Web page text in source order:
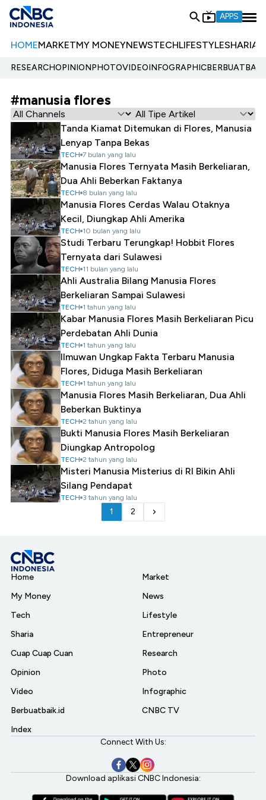
APPS
HOMEMARKETMY MONEYNEWSTECHLIFESTYLESHARIA
RESEARCHOPINIONPHOTOVIDEOINFOGRAPHIC
#manusia flores
Tanda Kiamat Ditemukan di Flores, Manusia
Lenyap Tanpa Bekas
TECH 7 bulan yang lalu
Manusia Flores Ternyata Masih Berkeliaran,
Dua Ahli Beberkan Faktanya
TECH 8 bulan yang lalu
Manusia Flores Cerdas Walau Otaknya
Kecil, Diungkap Ahli Amerika
TECH 10 bulan yang lalu
Studi Terbaru Terungkap! Hobbit Flores
Ternyata dari Sulawesi
TECH 11 bulan yang lalu
Ahli Australia Bilang Manusia Flores
Berkeliaran Sampai Sulawesi
TECH 1 tahun yang lalu
Kabar Manusia Flores Masih Berkeliaran Picu
Perdebatan Ahli Dunia
TECH 1 tahun yang lalu
Ilmuwan Ungkap Fakta Terbaru Manusia
Flores, Diduga Masih Berkeliaran
TECH 1 tahun yang lalu
Manusia Flores Masih Berkeliaran, Dua Ahli
Beberkan Buktinya
TECH 2 tahun yang lalu
Bukti Manusia Flores Masih Berkeliaran
Diungkap Antropolog
TECH 2 tahun yang lalu
Misteri Manusia Misterius di RI Bikin Ahli
Silang Pendapat
TECH 3 tahun yang lalu
1 2
Home
My Money
Tech
Sharia
Cuap Cuap Cuan
Opinion
Video
Berbuatbaik.id
Index
Market
News
Lifestyle
Entrepreneur
Research
Photo
Infographic
CNBC TV
Connect With Us:
Download aplikasi CNBC Indonesia: